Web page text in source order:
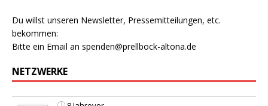
Du willst unseren Newsletter, Pressemitteilungen, etc.
bekommen:
Bitte ein Email an spenden@prellbock-altona.de
NETZWERKE